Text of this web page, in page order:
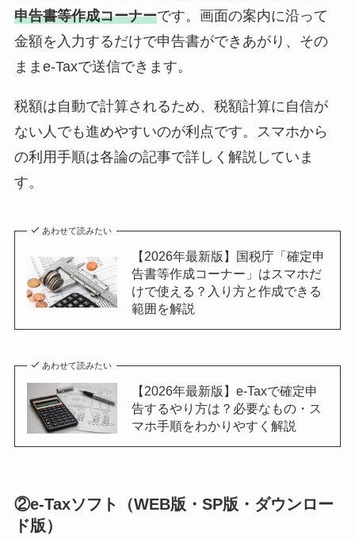
申告書等作成コーナーです。画面の案内に沿って
金額を入力するだけで申告書ができあがり、その
ままe-Taxで送信できます。
税額は自動で計算されるため、税額計算に自信が
ない人でも進めやすいのが利点です。スマホから
の利用手順は各論の記事で詳しく解説していま
す。
あわせて読みたい
【2026年最新版】国税庁「確定申
告書等作成コーナー」はスマホだ
けで使える？入り方と作成できる
範囲を解説
あわせて読みたい
【2026年最新版】e-Taxで確定申
告するやり方は？必要なもの・ス
マホ手順をわかりやすく解説
②e-Taxソフト（WEB版・SP版・ダウンロー
ド版）